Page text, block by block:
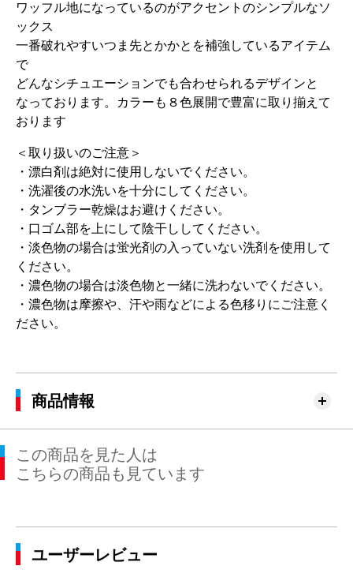
ワッフル地になっているのがアクセントのシンプルなソ
ックス
一番破れやすいつま先とかかとを補強しているアイテム
で
どんなシチュエーションでも合わせられるデザインと
なっております。カラーも８色展開で豊富に取り揃えて
おります
＜取り扱いのご注意＞
・漂白剤は絶対に使用しないでください。
・洗濯後の水洗いを十分にしてください。
・タンブラー乾燥はお避けください。
・口ゴム部を上にして陰干ししてください。
・淡色物の場合は蛍光剤の入っていない洗剤を使用して
ください。
・濃色物の場合は淡色物と一緒に洗わないでください。
・濃色物は摩擦や、汗や雨などによる色移りにご注意く
ださい。
商品情報
この商品を見た人は
こちらの商品も見ています
ユーザーレビュー